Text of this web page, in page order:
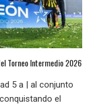
Torneo Intermedio 2026
5 a | al conjunto
el